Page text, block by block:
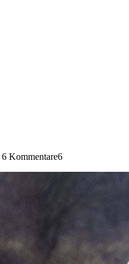
6 Kommentare6